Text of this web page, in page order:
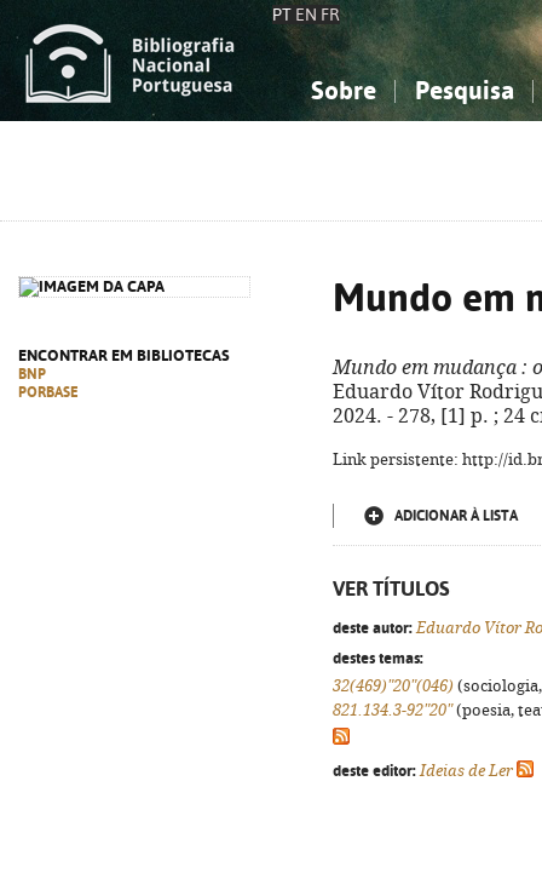
PT EN FR
Sobre Pesquisa
ENCONTRAR EM BIBLIOTECAS
BNP
PORBASE
Mundo em
Mundo em mudança :
Eduardo Vítor
2024. - 278, [1] p. ; 24
Link persistente: http://
ADICIONAR À LISTA
VER TÍTULOS
deste autor: Eduardo Vítor
destes temas:
32(469)"20"(046)
821.134.3-92"20"(poesia,
deste editor: Ideias de Ler